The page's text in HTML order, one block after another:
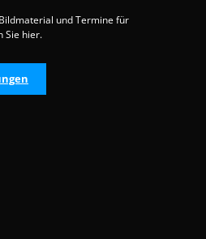
und Termine für
Sie hier.